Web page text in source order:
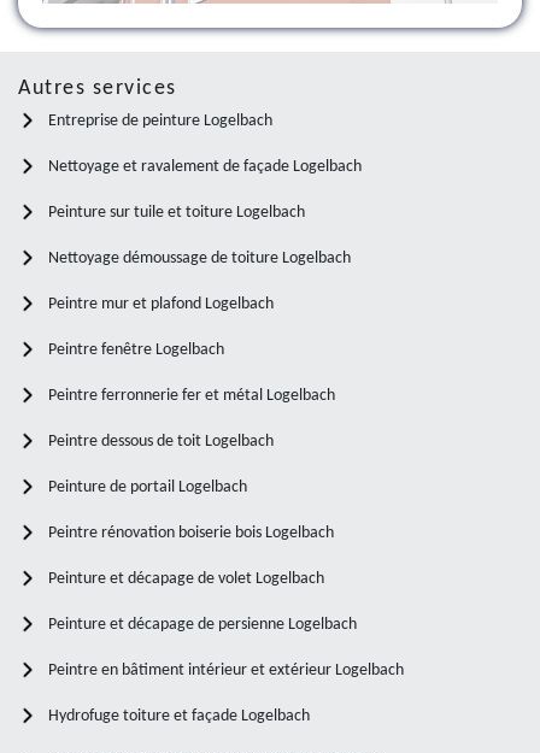
Autres services
Entreprise de peinture Logelbach
Nettoyage et ravalement de façade Logelbach
Peinture sur tuile et toiture Logelbach
Nettoyage démoussage de toiture Logelbach
Peintre mur et plafond Logelbach
Peintre fenêtre Logelbach
Peintre ferronnerie fer et métal Logelbach
Peintre dessous de toit Logelbach
Peinture de portail Logelbach
Peintre rénovation boiserie bois Logelbach
Peinture et décapage de volet Logelbach
Peinture et décapage de persienne Logelbach
Peintre en bâtiment intérieur et extérieur Logelbach
Hydrofuge toiture et façade Logelbach